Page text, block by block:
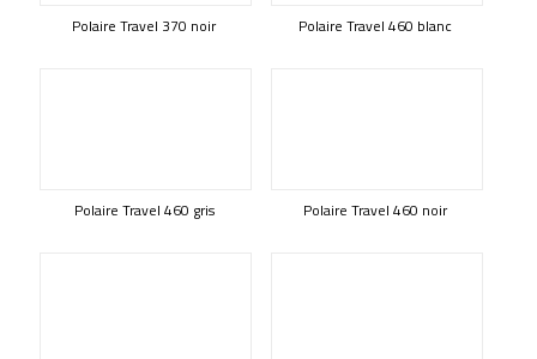
Polaire Travel 370 noir Polaire Travel 460 blanc
Polaire Travel 460 gris Polaire Travel 460 noir